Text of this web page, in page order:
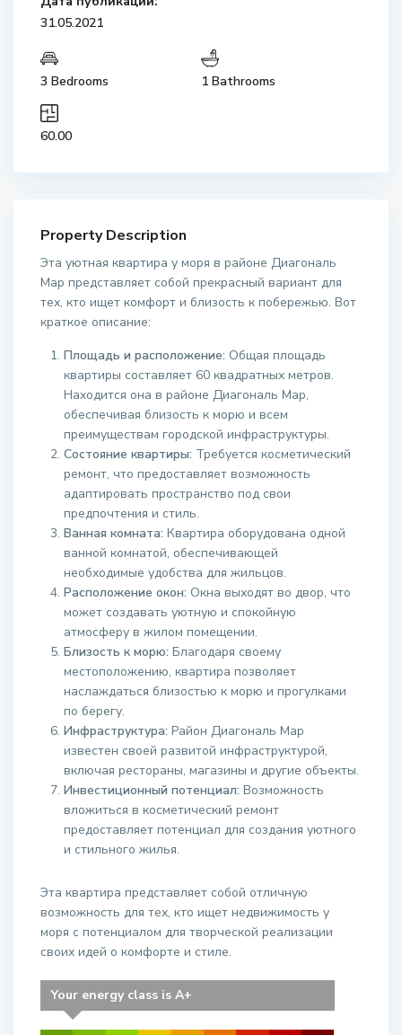
31.05.2021
3 Bedrooms 1 Bathrooms
60.00
Property Description
Эта уютная квартира у моря в районе Диагональ
Мар представляет собой прекрасный вариант для
тех, кто ищет комфорт и близость к побережью. Вот
краткое описание:
Площадь и расположение: Общая площадь
квартиры составляет 60 квадратных метров.
Находится она в районе Диагональ Мар,
обеспечивая близость к морю и всем
преимуществам городской инфраструктуры.
Состояние квартиры: Требуется косметический
ремонт, что предоставляет возможность
адаптировать пространство под свои
предпочтения и стиль.
Ванная комната: Квартира оборудована одной
ванной комнатой, обеспечивающей
необходимые удобства для жильцов.
Расположение окон: Окна выходят во двор, что
может создавать уютную и спокойную
атмосферу в жилом помещении.
Близость к морю: Благодаря своему
местоположению, квартира позволяет
наслаждаться близостью к морю и прогулками
по берегу.
Инфраструктура: Район Диагональ Мар
известен своей развитой инфраструктурой,
включая рестораны, магазины и другие объекты.
Инвестиционный потенциал: Возможность
вложиться в косметический ремонт
предоставляет потенциал для создания уютного
и стильного жилья.
Эта квартира представляет собой отличную
возможность для тех, кто ищет недвижимость у
моря с потенциалом для творческой реализации
своих идей о комфорте и стиле.
Your energy class is A+